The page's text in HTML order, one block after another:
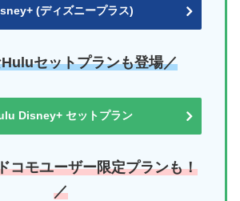
(ディズニープラス)
セットプランも登場／
Disney+ セットプラン
コモユーザー限定プランも！
／